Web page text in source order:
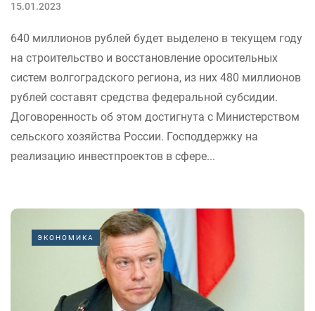
15.01.2023
640 миллионов рублей будет выделено в текущем году
на строительство и восстановление оросительных
систем волгоградского региона, из них 480 миллионов
рублей составят средства федеральной субсидии.
Договоренность об этом достигнута с Министерством
сельского хозяйства России. Господдержку на
реализацию инвестпроектов в сфере...
ЭКОНОМИКА